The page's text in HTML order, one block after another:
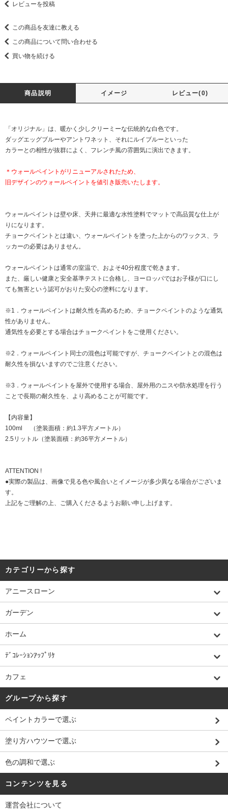
レビューを投稿
この商品を友達に教える
この商品について問い合わせる
買い物を続ける
商品説明 イメージ レビュー(0)
「オリジナル」は、暖かく少しクリーミーな伝統的な白色です。
ダッグエッグブルーやアントワネット、それにルイブルーといった
カラーとの相性が抜群によく、フレンチ風の雰囲気に演出できます。
＊ウォールペイントがリニューアルされたため、
旧デザインのウォールペイントを値引き販売いたします。
ウォールペイントは壁や床、天井に最適な水性塗料でマットで高品質な仕上が
りになります。
チョークペイントとは違い、ウォールペイントを塗った上からのワックス、ラ
ッカーの必要はありません。
ウォールペイントは通常の室温で、およそ40分程度で乾きます。
また、厳しい健康と安全基準テストに合格し、ヨーロッパではお子様が口にし
ても無害という認可がおりた安心の塗料になります。
※1．ウォールペイントは耐久性を高めるため、チョークペイントのような通気
性がありません。
通気性を必要とする場合はチョークペイントをご使用ください。
※2．ウォールペイント同士の混色は可能ですが、チョークペイントとの混色は
耐久性を損ないますのでご注意ください。
※3．ウォールペイントを屋外で使用する場合、屋外用のニスや防水処理を行う
ことで長期の耐久性を、より高めることが可能です。
【内容量】
100ml （塗装面積：約1.3平方メートル）
2.5リットル（塗装面積：約36平方メートル）
ATTENTION !
●実際の製品は、画像で見る色や風合いとイメージが多少異なる場合がございま
す。
上記をご理解の上、ご購入くださるようお願い申し上げます。
カテゴリーから探す
アニースローン
ガーデン
ホーム
ﾃﾞｺﾚｰｼｮﾝｱｯﾌﾟﾘｹ
カフェ
グループから探す
ペイントカラーで選ぶ
塗り方ハウツーで選ぶ
色の調和で選ぶ
コンテンツを見る
運営会社について